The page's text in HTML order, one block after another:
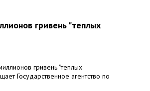
гривень "теплых
гривень "теплых
Государственное агентство по